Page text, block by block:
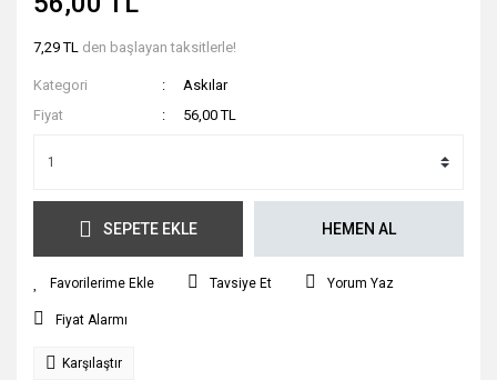
7,29 TL den başlayan taksitlerle!
Kategori
Askılar
Fiyat
56,00 TL
SEPETE EKLE HEMEN AL
Tavsiye Et Yorum Yaz
Fiyat Alarmı
Karşılaştır